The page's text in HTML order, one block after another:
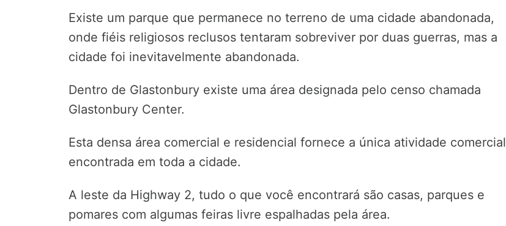
Existe um parque que permanece no terreno de uma cidade abandonada,
onde fiéis religiosos reclusos tentaram sobreviver por duas guerras, mas a
cidade foi inevitavelmente abandonada.
Dentro de Glastonbury existe uma área designada pelo censo chamada
Glastonbury Center.
Esta densa área comercial e residencial fornece a única atividade comercial
encontrada em toda a cidade.
A leste da Highway 2, tudo o que você encontrará são casas, parques e
pomares com algumas feiras livre espalhadas pela área.